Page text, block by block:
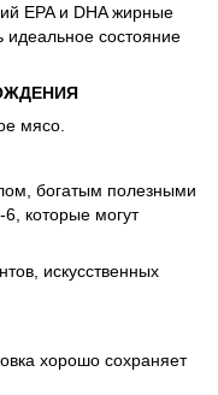
EPA и DHA жирные
идеальное состояние
мясо.
богатым полезными
которые могут
искусственных
хорошо сохраняет